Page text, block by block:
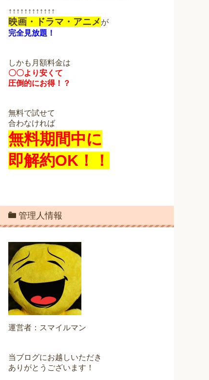
↑↑↑↑↑↑↑↑↑↑↑↑
映画・ドラマ・アニメが
完全見放題！
しかも月額料金は
〇〇より安くて
圧倒的にお得！？
無料で試せて
合わなければ
無料期間中に
即解約OK！！
管理人情報
運営者：スマイルマン
当ブログにお越しいただき
ありがとうございます！